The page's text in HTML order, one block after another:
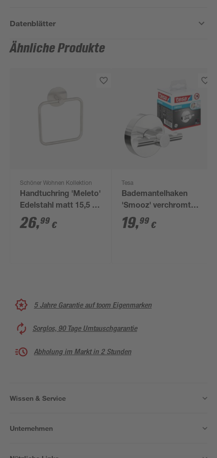
Datenblätter
Ähnliche Produkte
Schöner Wohnen Kollektion
Handtuchring 'Meleto'
Edelstahl matt 15,5 x
18,5 x 4,5 cm,
Klebemontage
26,99 €
Tesa
Bademantelhaken
'Smooz' verchromt
mit Klebelösung 6,5 x
5 x 3,6 cm
19,99 €
5 Jahre Garantie auf toom Eigenmarken
Sorglos, 90 Tage Umtauschgarantie
Abholung im Markt in 2 Stunden
Wissen & Service
Unternehmen